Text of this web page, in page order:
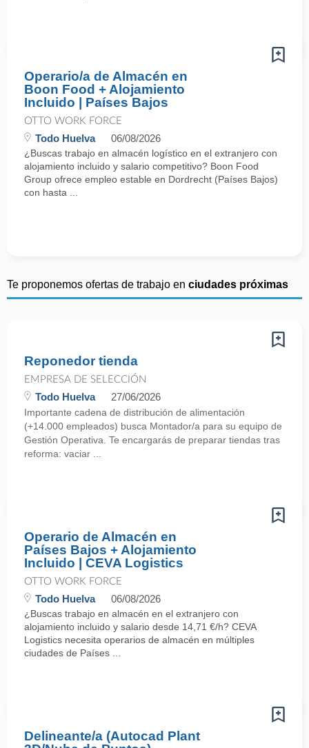
Operario/a de Almacén en
Boon Food + Alojamiento
Incluido | Países Bajos
OTTO WORK FORCE
Todo Huelva 06/08/2026
¿Buscas trabajo en almacén logístico en el extranjero con
alojamiento incluido y salario competitivo? Boon Food
Group ofrece empleo estable en Dordrecht (Países Bajos)
con hasta ...
Te proponemos ofertas de trabajo en ciudades próximas
Reponedor tienda
EMPRESA DE SELECCIÓN
Todo Huelva 27/06/2026
Importante cadena de distribución de alimentación
(+14.000 empleados) busca Montador/a para su equipo de
Gestión Operativa. Te encargarás de preparar tiendas tras
reforma: vaciar ...
Operario de Almacén en
Países Bajos + Alojamiento
Incluido | CEVA Logistics
OTTO WORK FORCE
Todo Huelva 06/08/2026
¿Buscas trabajo en almacén en el extranjero con
alojamiento incluido y salario desde 14,71 €/h? CEVA
Logistics necesita operarios de almacén en múltiples
ciudades de Países ...
Delineante/a (Autocad Plant